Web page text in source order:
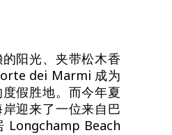
阳光、夹带松木香
dei Marmi 成为
假胜地。而今年夏
迎来了一位来自巴
Longchamp Beach